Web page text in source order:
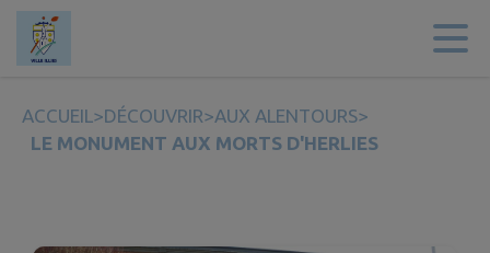
Contenu
ACCUEIL >DÉCOUVRIR>AUX ALENTOURS>
LE MONUMENT AUX MORTS D'HERLIES